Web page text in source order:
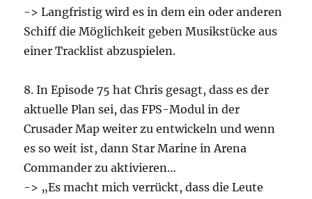
-> Langfristig wird es in dem ein oder anderen
Schiff die Möglichkeit geben Musikstücke aus
einer Tracklist abzuspielen.
8. In Episode 75 hat Chris gesagt, dass es der
aktuelle Plan sei, das FPS-Modul in der
Crusader Map weiter zu entwickeln und wenn
es so weit ist, dann Star Marine in Arena
Commander zu aktivieren…
-> „Es macht mich verrückt, dass die Leute